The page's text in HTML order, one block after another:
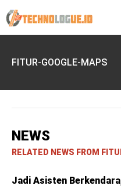
FITUR-GOOGLE-MAPS
NEWS
RELATED NEWS FROM
Jadi Asisten